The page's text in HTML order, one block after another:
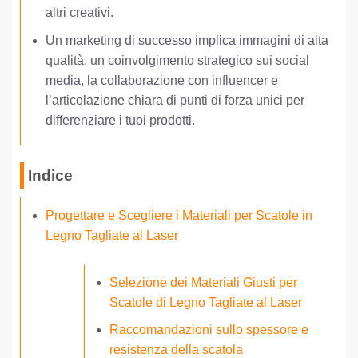
altri creativi.
Un marketing di successo implica immagini di alta
qualità, un coinvolgimento strategico sui social
media, la collaborazione con influencer e
l’articolazione chiara di punti di forza unici per
differenziare i tuoi prodotti.
Indice
Progettare e Scegliere i Materiali per Scatole in
Legno Tagliate al Laser
Selezione dei Materiali Giusti per
Scatole di Legno Tagliate al Laser
Raccomandazioni sullo spessore e
resistenza della scatola